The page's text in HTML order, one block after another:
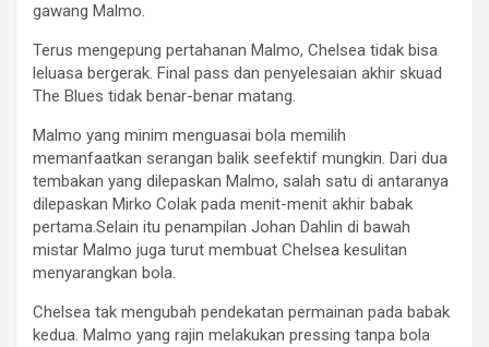
gawang Malmo.
Terus mengepung pertahanan Malmo, Chelsea tidak bisa
leluasa bergerak. Final pass dan penyelesaian akhir skuad
The Blues tidak benar-benar matang.
Malmo yang minim menguasai bola memilih
memanfaatkan serangan balik seefektif mungkin. Dari dua
tembakan yang dilepaskan Malmo, salah satu di antaranya
dilepaskan Mirko Colak pada menit-menit akhir babak
pertama.Selain itu penampilan Johan Dahlin di bawah
mistar Malmo juga turut membuat Chelsea kesulitan
menyarangkan bola.
Chelsea tak mengubah pendekatan permainan pada babak
kedua. Malmo yang rajin melakukan pressing tanpa bola